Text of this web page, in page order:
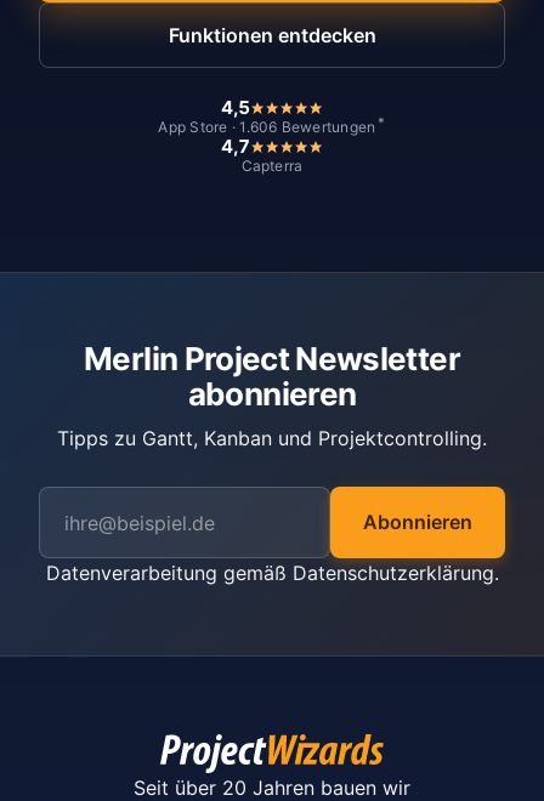
Funktionen entdecken
4,5
App Store · 1.606 Bewertungen *
4,7
Capterra
Merlin Project Newsletter
abonnieren
Tipps zu Gantt, Kanban und Projektcontrolling.
Abonnieren
Datenverarbeitung gemäß Datenschutzerklärung.
Seit über 20 Jahren bauen wir